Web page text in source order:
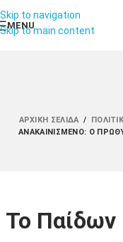
Skip to navigation
Skip to main content
MENU
ΑΡΧΙΚΉ ΣΕΛΊΔΑ /
ΑΝΑΚΑΙΝΙΣΜΈΝΟ: Ο
Το